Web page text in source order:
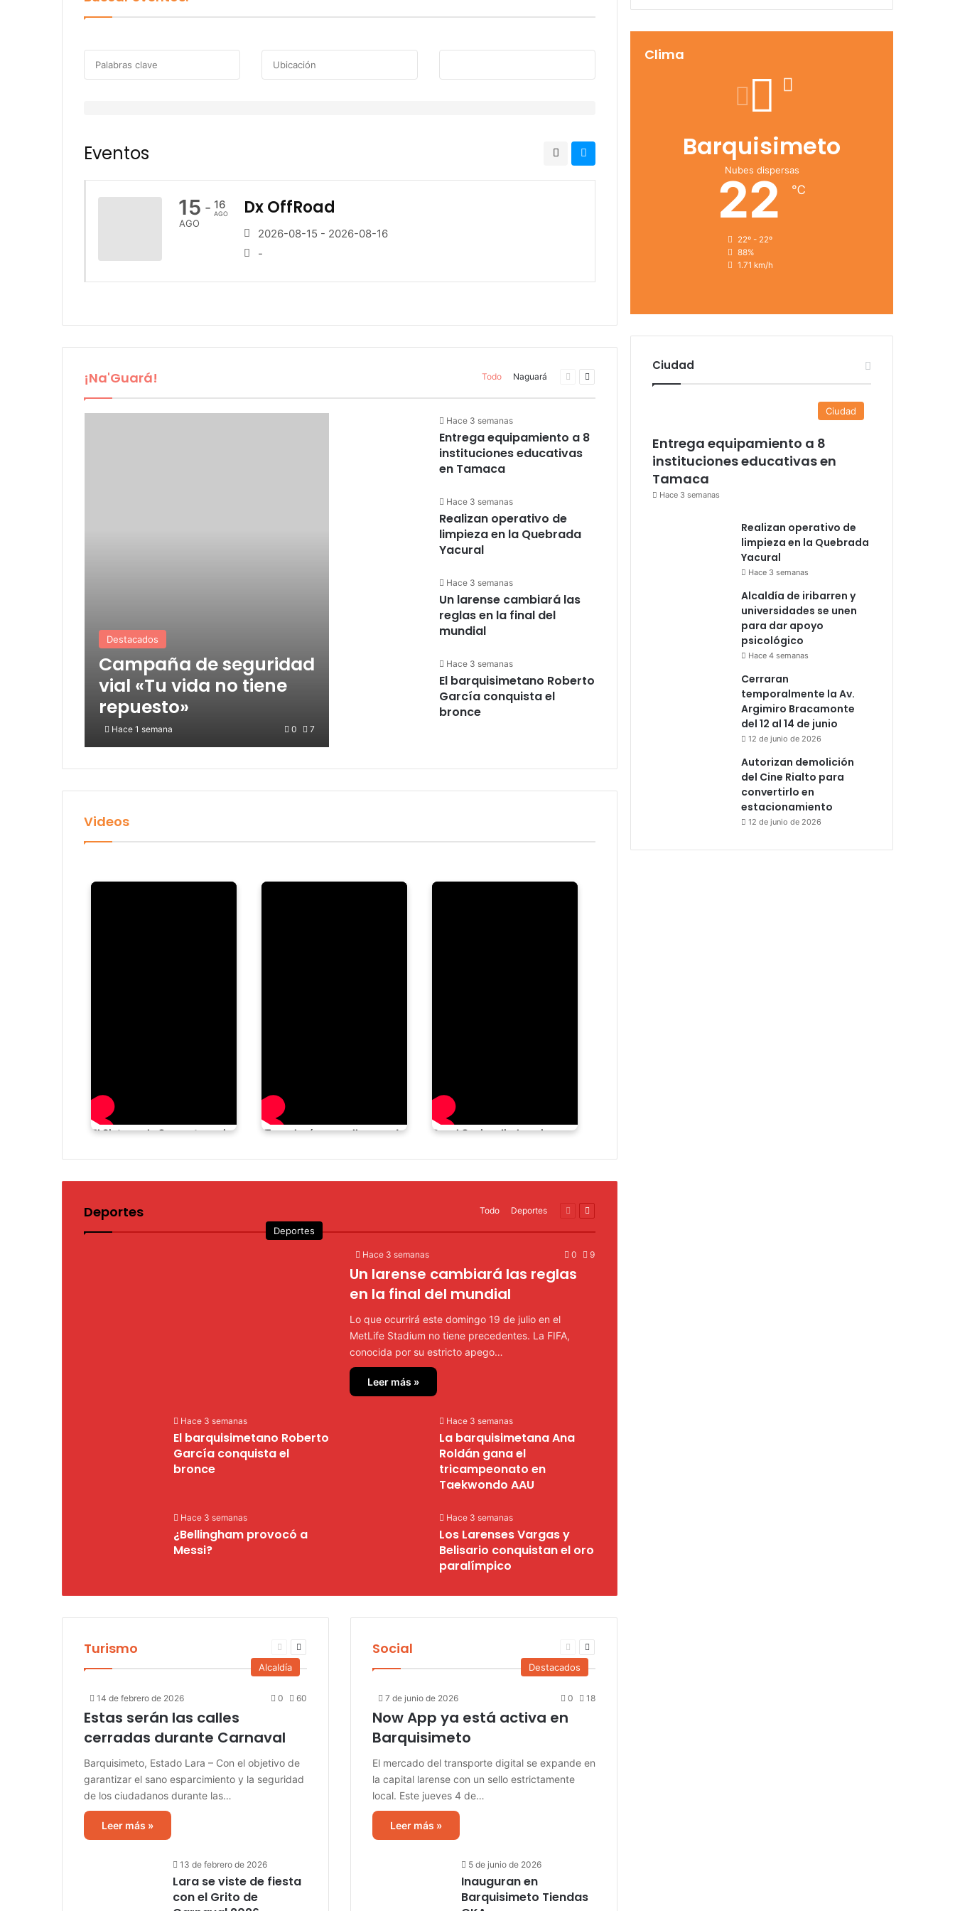
Eventos
15
AGO
- 16
AGO Dx OffRoad
2026-08-15 - 2026-08-16
-
¡Na'Guará! Todo Naguará
Página
Destacados
Campaña de seguridad
vial «Tu vida no tiene
repuesto»
Hace 1 semana 0 7
Hace 3 semanas
Entrega equipamiento a 8
instituciones educativas
en Tamaca
Hace 3 semanas
Realizan operativo de
limpieza en la Quebrada
Yacural
Hace 3 semanas
Un larense cambiará las
reglas en la final del
mundial
Hace 3 semanas
El barquisimetano Roberto
García conquista el
bronce
Videos
El Sistema de Orquestas aniversario Lara celebra por todo lo alto sus 50 años de historia ¡Tecnología con sello guaro! A Barquisimeto llegó NOW, la nueva app de movilidad urbana Royal Casino Jirahara innovó con un nuevo concepto #barquisimeto
Deportes Todo Deportes
Página
Deportes
Hace 3 semanas 0 9
Un larense cambiará las reglas
en la final del mundial
Lo que ocurrirá este domingo 19 de julio en el
MetLife Stadium no tiene precedentes. La FIFA,
conocida por su estricto apego…
Leer más »
Hace 3 semanas
El barquisimetano Roberto
García conquista el
bronce
Hace 3 semanas
La barquisimetana Ana
Roldán gana el
tricampeonato en
Taekwondo AAU
Hace 3 semanas
¿Bellingham provocó a
Messi?
Hace 3 semanas
Los Larenses Vargas y
Belisario conquistan el oro
paralímpico
Turismo
Página
anterior
Alcaldía
14 de febrero de 2026 0 60
Estas serán las calles
cerradas durante Carnaval
Barquisimeto, Estado Lara – Con el objetivo de
garantizar el sano esparcimiento y la seguridad
de los ciudadanos durante las…
Leer más »
13 de febrero de 2026
Lara se viste de fiesta
con el Grito de
Social
Página
anterior
Destacados
7 de junio de 2026 0 18
Now App ya está activa en
Barquisimeto
El mercado del transporte digital se expande en
la capital larense con un sello estrictamente
local. Este jueves 4 de…
Leer más »
5 de junio de 2026
Inauguran en
Barquisimeto Tiendas
Clima
Barquisimeto
Nubes dispersas
22 ℃
22º - 22º
88%
1.71 km/h
Ciudad
Ciudad
Entrega equipamiento a 8
instituciones educativas en
Tamaca
Hace 3 semanas
Realizan operativo de
limpieza en la Quebrada
Yacural
Hace 3 semanas
Alcaldía de iribarren y
universidades se unen
para dar apoyo
psicológico
Hace 4 semanas
Cerraran
temporalmente la Av.
Argimiro Bracamonte
del 12 al 14 de junio
12 de junio de 2026
Autorizan demolición
del Cine Rialto para
convertirlo en
estacionamiento
12 de junio de 2026